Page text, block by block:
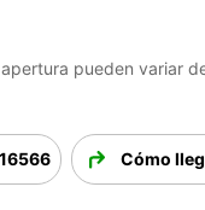
pueden variar
Cómo